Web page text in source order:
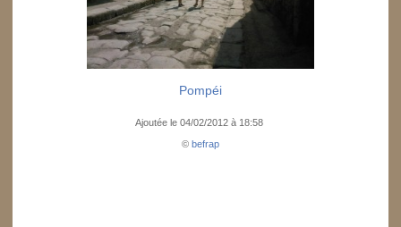
Pompéi
Ajoutée le 04/02/2012 à 18:58
© befrap